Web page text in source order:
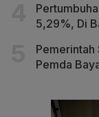
5,29%, Di
Pemerintah
Pemda